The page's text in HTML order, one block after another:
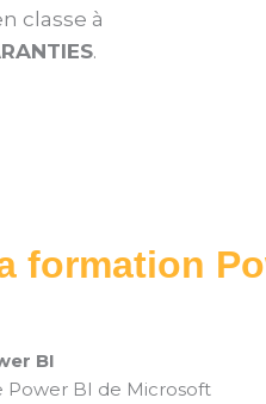
classe à
.
formation
BI
Power BI de Microsoft